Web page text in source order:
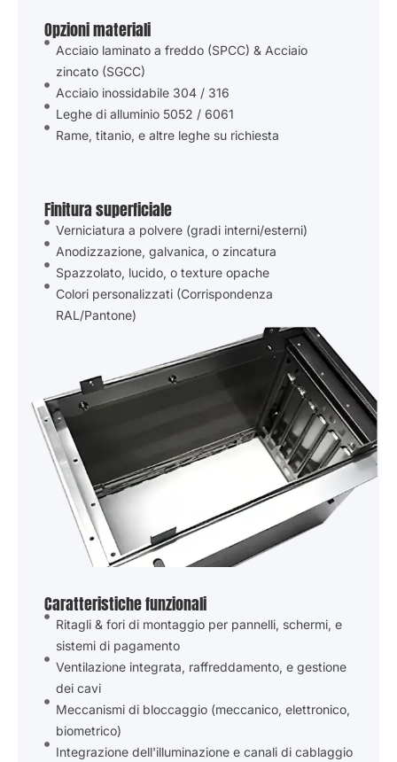
Opzioni materiali
Acciaio laminato a freddo (SPCC) & Acciaio
zincato (SGCC)
Acciaio inossidabile 304 / 316
Leghe di alluminio 5052 / 6061
Rame, titanio, e altre leghe su richiesta
Finitura superficiale
Verniciatura a polvere (gradi interni/esterni)
Anodizzazione, galvanica, o zincatura
Spazzolato, lucido, o texture opache
Colori personalizzati (Corrispondenza
RAL/Pantone)
Caratteristiche funzionali
Ritagli & fori di montaggio per pannelli, schermi, e
sistemi di pagamento
Ventilazione integrata, raffreddamento, e gestione
dei cavi
Meccanismi di bloccaggio (meccanico, elettronico,
biometrico)
Integrazione dell'illuminazione e canali di cablaggio